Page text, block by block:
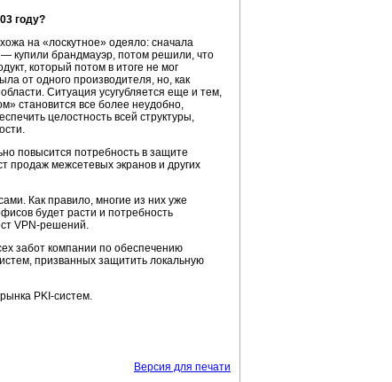
году?
на «лоскутное» одеяло: сначала
купили брандмауэр, потом решили, что
который потом в итоге не мог
от одного производителя, но, как
Ситуация усугубляется еще и тем,
становится все более неудобно,
целостность всей структуры,
повысится потребность в защите
межсетевых экранов и других
Как правило, многие из них уже
будет расти и потребность
VPN-решений.
забот компании по обеспечению
призванных защитить локальную
PKI-систем.
Версия для печати